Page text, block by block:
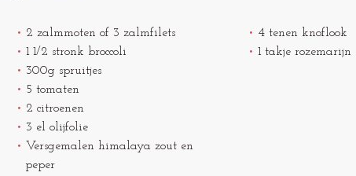
2 zalmmoten of 3 zalmfilets
1 1/2 stronk broccoli
300g spruitjes
5 tomaten
2 citroenen
3 el olijfolie
Versgemalen himalaya zout en
peper
4 tenen knoflook
1 takje rozemarijn